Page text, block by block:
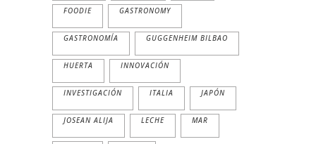
FOODIE GASTRONOMY
GASTRONOMÍA GUGGENHEIM BILBAO
HUERTA INNOVACIÓN
INVESTIGACIÓN ITALIA JAPÓN
JOSEAN ALIJA LECHE MAR